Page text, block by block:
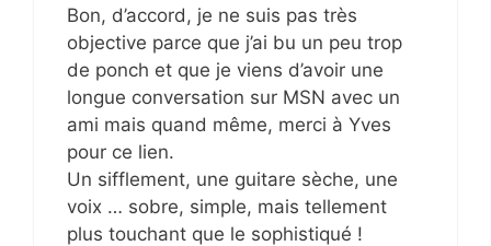
Bon, d’accord, je ne suis pas très
objective parce que j’ai bu un peu trop
de ponch et que je viens d’avoir une
longue conversation sur MSN avec un
ami mais quand même, merci à Yves
pour ce lien.
Un sifflement, une guitare sèche, une
voix … sobre, simple, mais tellement
plus touchant que le sophistiqué !